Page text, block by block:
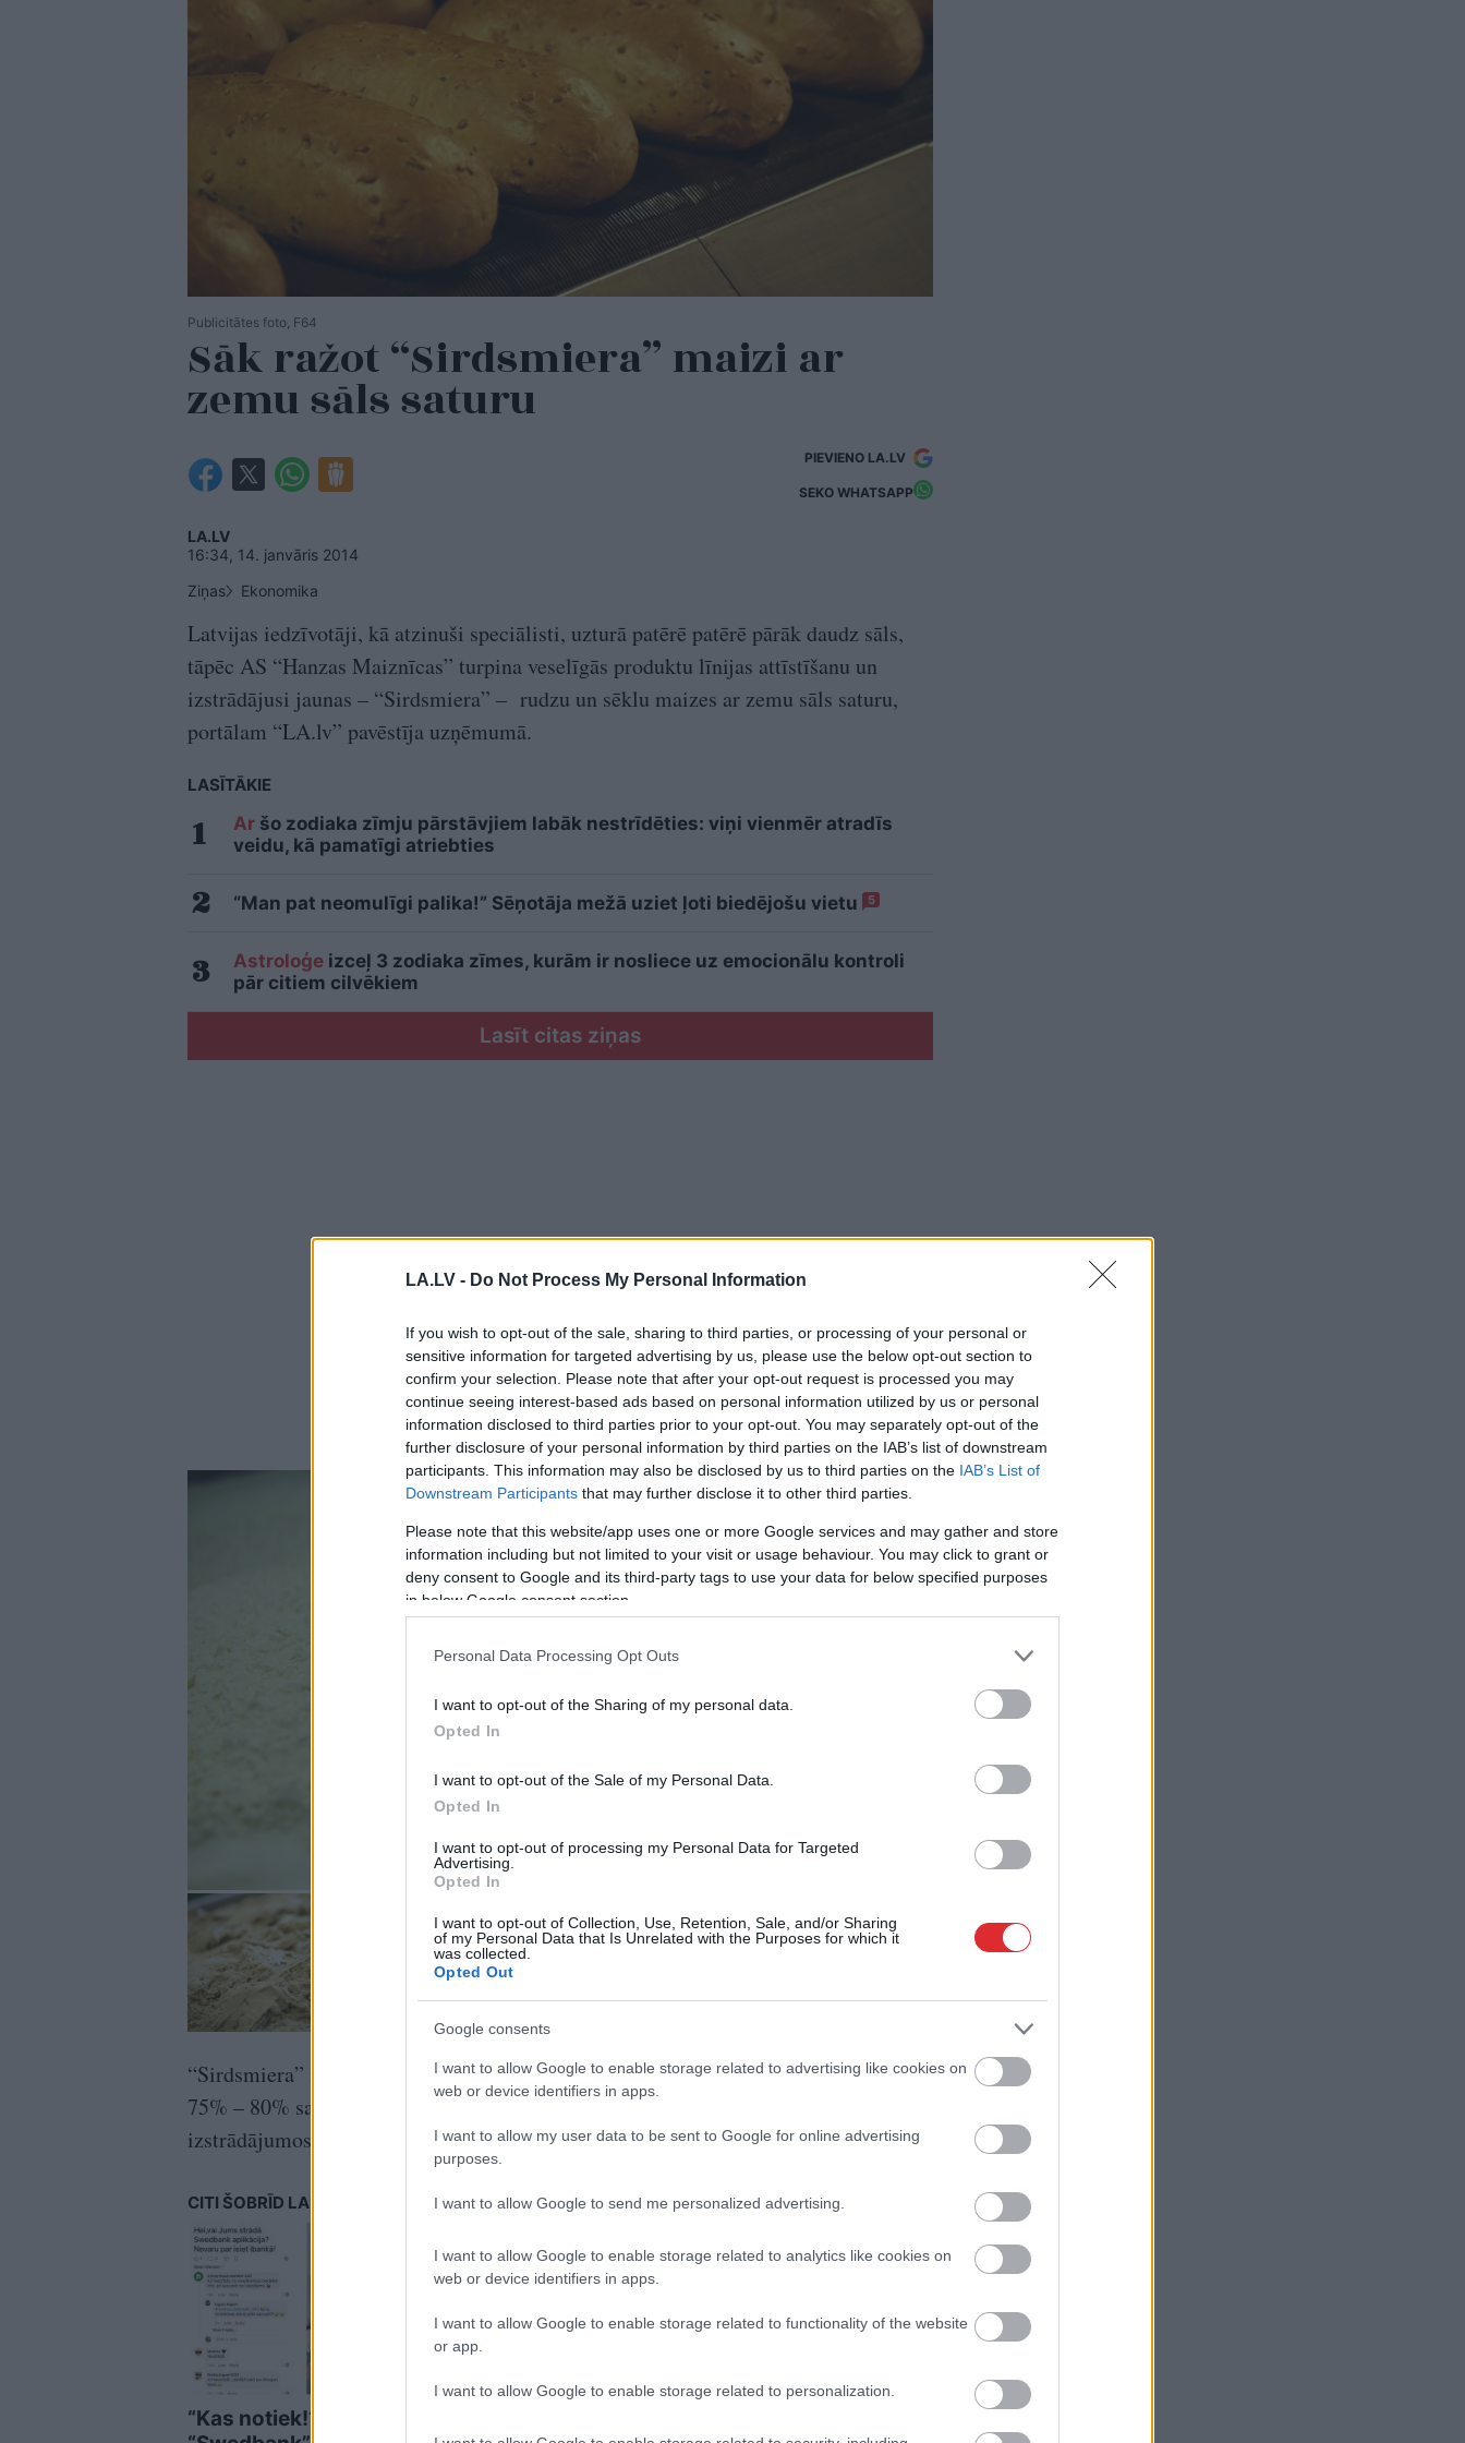
LA.LV - Do Not Process My Personal Information
If you wish to opt-out of the sale, sharing to third parties, or processing of your personal or
sensitive information for targeted advertising by us, please use the below opt-out section to
confirm your selection. Please note that after your opt-out request is processed you may
continue seeing interest-based ads based on personal information utilized by us or personal
information disclosed to third parties prior to your opt-out. You may separately opt-out of the
further disclosure of your personal information by third parties on the IAB’s list of downstream
participants. This information may also be disclosed by us to third parties on the IAB’s List of
Downstream Participants that may further disclose it to other third parties.
Please note that this website/app uses one or more Google services and may gather and store
information including but not limited to your visit or usage behaviour. You may click to grant or
deny consent to Google and its third-party tags to use your data for below specified purposes
in below Google consent section.
Personal Data Processing Opt Outs
I want to opt-out of the Sharing of my personal data.
Opted In
I want to opt-out of the Sale of my Personal Data.
Opted In
I want to opt-out of processing my Personal Data for Targeted
Advertising.
Opted In
I want to opt-out of Collection, Use, Retention, Sale, and/or Sharing
of my Personal Data that Is Unrelated with the Purposes for which it
was collected.
Opted Out
Google consents
I want to allow Google to enable storage related to advertising like cookies on
web or device identifiers in apps.
I want to allow my user data to be sent to Google for online advertising
purposes.
I want to allow Google to send me personalized advertising.
I want to allow Google to enable storage related to analytics like cookies on
web or device identifiers in apps.
I want to allow Google to enable storage related to functionality of the website
or app.
I want to allow Google to enable storage related to personalization.
Publicitātes foto, F64
Sāk ražot “Sirdsmiera” maizi ar
zemu sāls saturu
PIEVIENO LA.LV
SEKO WHATSAPP
LA.LV
16:34, 14. janvāris 2014
Ziņas
Ekonomika
Latvijas iedzīvotāji, kā atzinuši speciālisti, uzturā patērē patērē pārāk daudz sāls,
tāpēc AS “Hanzas Maiznīcas” turpina veselīgās produktu līnijas attīstīšanu un
izstrādājusi jaunas – “Sirdsmiera” – rudzu un sēklu maizes ar zemu sāls saturu,
portālam “LA.lv” pavēstīja uzņēmumā.
LASĪTĀKIE
Ar šo zodiaka zīmju pārstāvjiem labāk nestrīdēties: viņi vienmēr atradīs
veidu, kā pamatīgi atriebties
“Man pat neomulīgi palika!” Sēņotāja mežā uziet ļoti biedējošu vietu 5
Astroloģe izceļ 3 zodiaka zīmes, kurām ir nosliece uz emocionālu kontroli
pār citiem cilvēkiem
Lasīt citas ziņas
“Sirdsmiera” maizē ir tikai 0,3 grami sāls uz 100 gramiem produkta. Tas ir vidēji
75% – 80% samazinājums, salīdzinājumā ar vidējo sāls daudzumu līdzīgos maizes
izstrādājumos.
CITI ŠOBRĪD LASA
“Kas notiek!?”